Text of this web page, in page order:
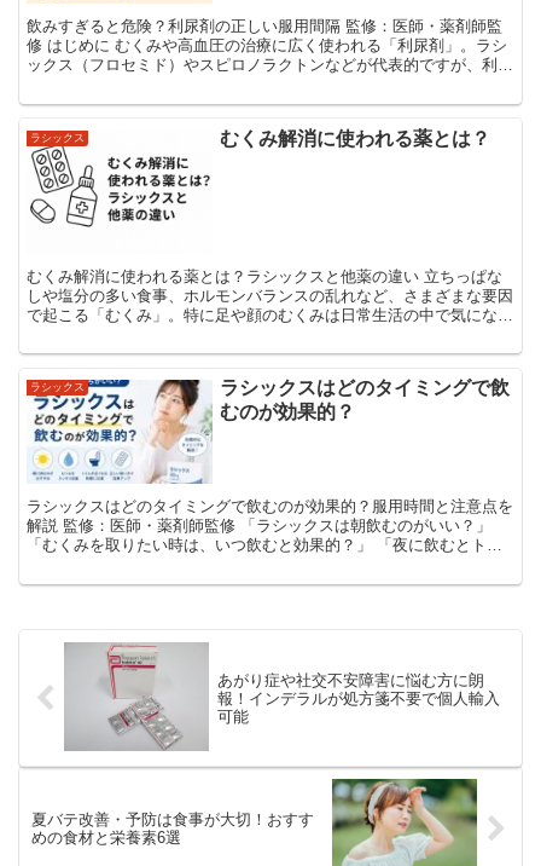
飲みすぎると危険？利尿剤の正しい服用間隔 監修：医師・薬剤師監
修 はじめに むくみや高血圧の治療に広く使われる「利尿剤」。ラシ
ックス（フロセミド）やスピロノラクトンなどが代表的ですが、利尿
ラシックス むくみ解消に使われる薬とは？
むくみ解消に使われる薬とは？ラシックスと他薬の違い 立ちっぱな
しや塩分の多い食事、ホルモンバランスの乱れなど、さまざまな要因
で起こる「むくみ」。特に足や顔のむくみは日常生活の中で気になり
ラシックス
ラシックスはどのタイミングで飲
むのが効果的？
ラシックスはどのタイミングで飲むのが効果的？服用時間と注意点を
解説 監修：医師・薬剤師監修 「ラシックスは朝飲むのがいい？」
「むくみを取りたい時は、いつ飲むと効果的？」 「夜に飲むとトイ
あがり症や社交不安障害に悩む方に朗
報！インデラルが処方箋不要で個人輸入
可能
夏バテ改善・予防は食事が大切！おすす
めの食材と栄養素6選